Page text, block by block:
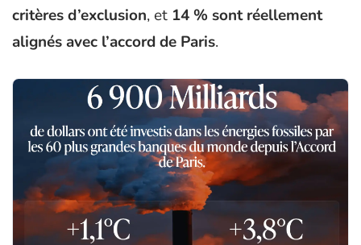
critères d’exclusion, et 14 % sont réellement
alignés avec l’accord de Paris.